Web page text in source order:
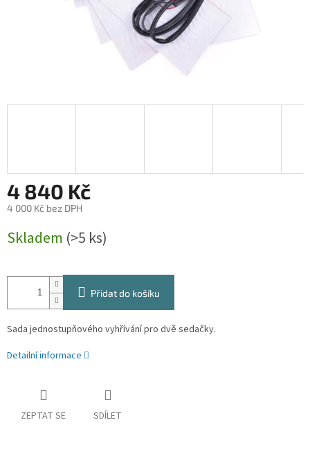
4 840 Kč
4 000 Kč bez DPH
cena:
Skladem (>5 ks)
Přidat do košíku
Sada jednostupňového vyhřívání pro dvě sedačky.
Detailní informace
ZEPTAT SE SDÍLET